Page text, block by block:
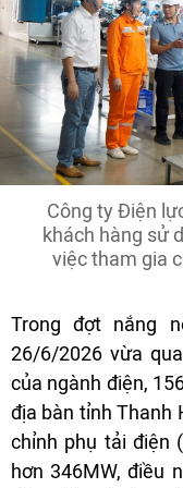
Công ty Điện
khách hàng sử
việc tham gia
Trong đợt nắng
26/6/2026 vừa
của ngành điện,
địa bàn tỉnh Thanh
chỉnh phụ tải điện
hơn 346MW, điều